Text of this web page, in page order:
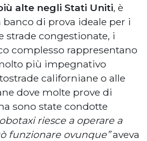
alte negli Stati Uniti, è
di prova ideale per i
strade congestionate, i
complesso rappresentano
più impegnativo
californiane o alle
dove molte prove di
sono state condotte
riesce a operare a
funzionare ovunque”aveva